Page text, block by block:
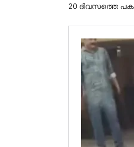
20 ദിവസത്തെ